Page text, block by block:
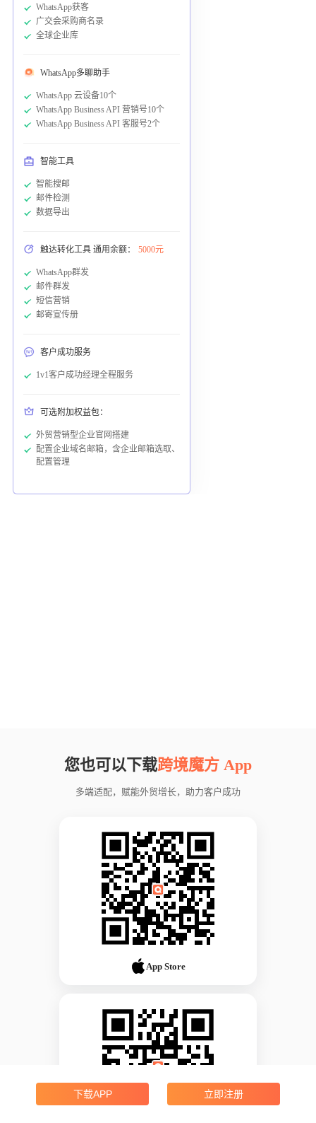
WhatsApp获客
广交会采购商名录
全球企业库
WhatsApp多聊助手
WhatsApp 云设备10个
WhatsApp Business API 营销号10个
WhatsApp Business API 客服号2个
智能工具
智能搜邮
邮件检测
数据导出
触达转化工具 通用余额： 5000元
WhatsApp群发
邮件群发
短信营销
邮寄宣传册
客户成功服务
1v1客户成功经理全程服务
可选附加权益包：
外贸营销型企业官网搭建
配置企业域名邮箱，含企业邮箱选取、
配置管理
您也可以下载跨境魔方 App
多端适配，赋能外贸增长，助力客户成功
App Store
下载APP 立即注册